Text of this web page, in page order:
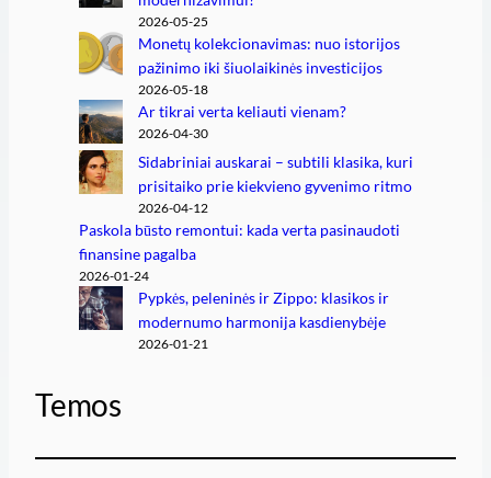
2026-05-25
Monetų kolekcionavimas: nuo istorijos
pažinimo iki šiuolaikinės investicijos
2026-05-18
Ar tikrai verta keliauti vienam?
2026-04-30
Sidabriniai auskarai – subtili klasika, kuri
prisitaiko prie kiekvieno gyvenimo ritmo
2026-04-12
Paskola būsto remontui: kada verta pasinaudoti
finansine pagalba
2026-01-24
Pypkės, peleninės ir Zippo: klasikos ir
modernumo harmonija kasdienybėje
2026-01-21
Temos